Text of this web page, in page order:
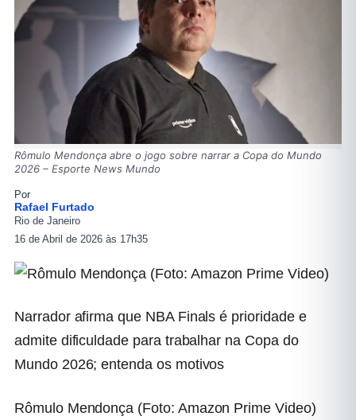
Rômulo Mendonça abre o jogo sobre narrar a Copa do Mundo
2026 – Esporte News Mundo
Por
Rafael Furtado
Rio de Janeiro
16 de Abril de 2026 às 17h35
Narrador afirma que NBA Finals é prioridade e
admite dificuldade para trabalhar na Copa do
Mundo 2026; entenda os motivos
Rômulo Mendonça (Foto: Amazon Prime Video)